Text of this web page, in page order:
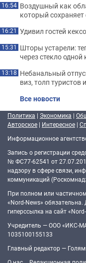
16:54 Воздушный как
который
16:21 Удивил гостей
15:31 Шторы устарели:
через стекло одной
13:18 Небанальный
виз, толп
Все новости
Политика | Экономика |
Авторское | Интересное |
Информационное
Запись о регистрации
№ ФС77-62541 от
надзору в сфере связи,
коммуникаций
При полном или
«Nord-News»
гиперссылка на сайт
Учредитель — ООО «ИКС-
1035100155133
Главный редактор —